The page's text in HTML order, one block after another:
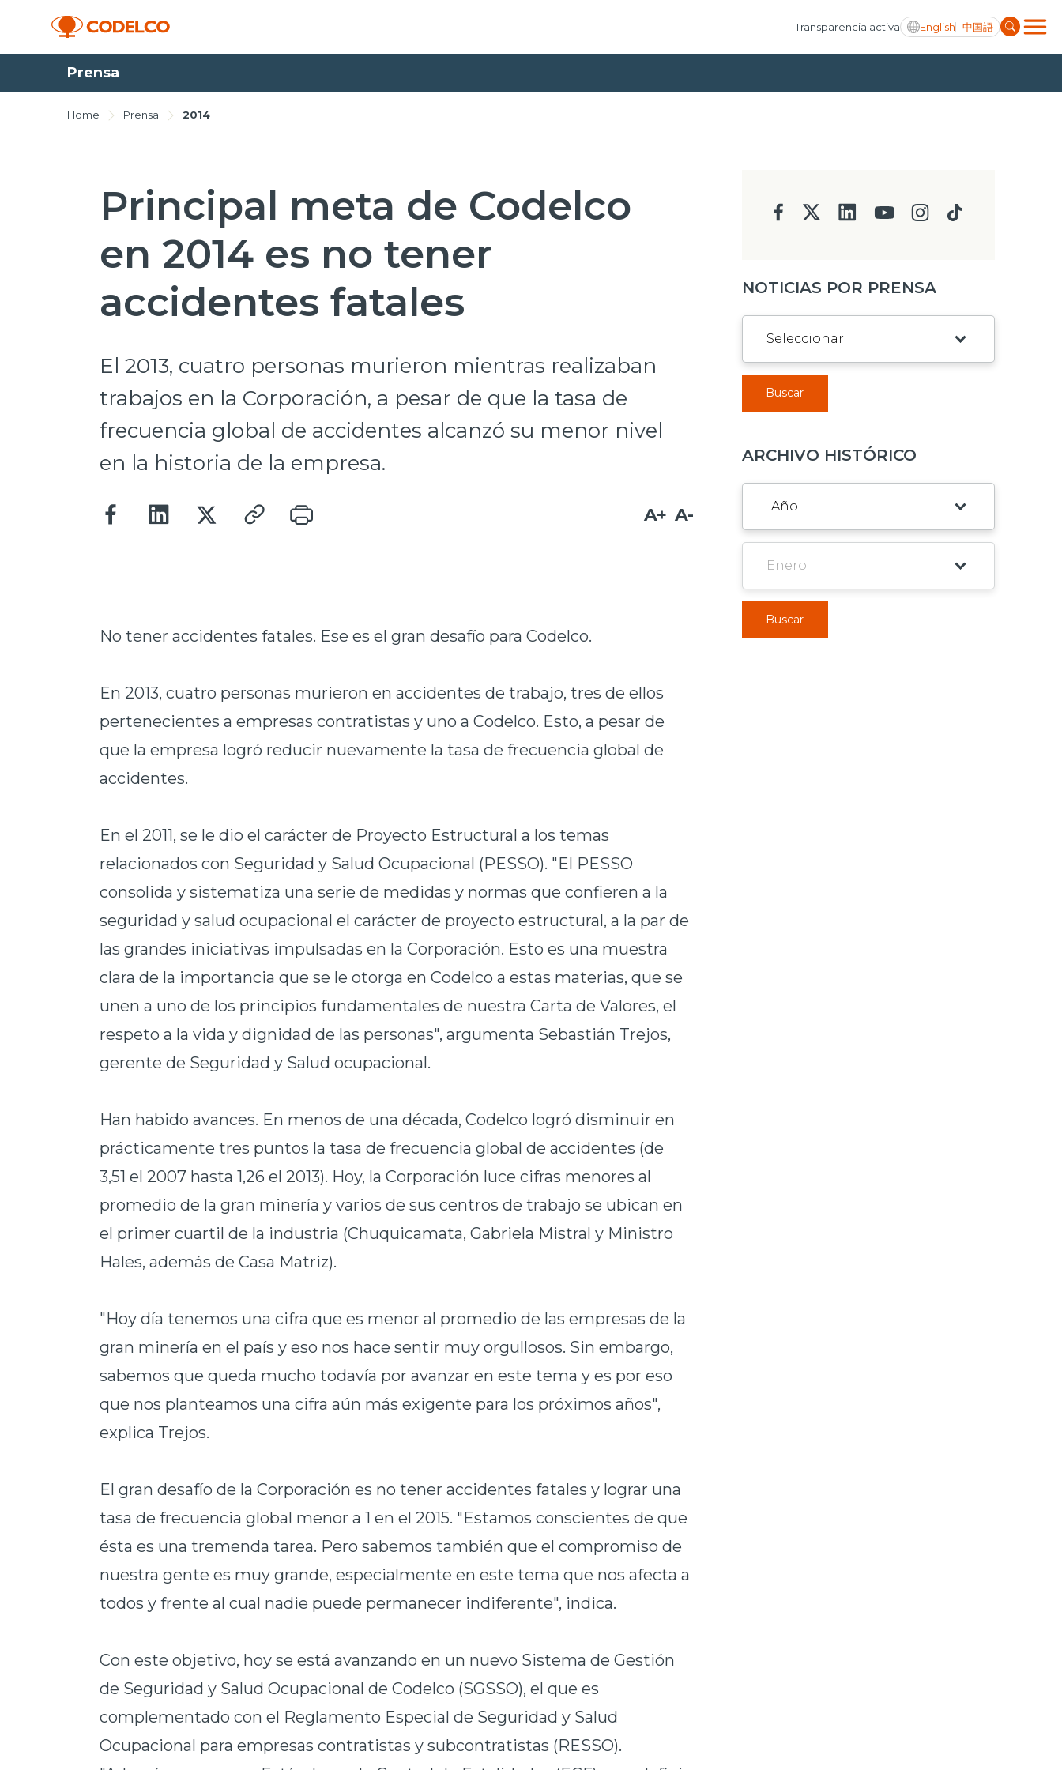
Transparencia activa English 中国語
Prensa
Home Prensa 2014
Principal meta de Codelco
en 2014 es no tener
accidentes fatales
El 2013, cuatro personas murieron mientras realizaban
trabajos en la Corporación, a pesar de que la tasa de
frecuencia global de accidentes alcanzó su menor nivel
en la historia de la empresa.
A+ A-
No tener accidentes fatales. Ese es el gran desafío para Codelco.
En 2013, cuatro personas murieron en accidentes de trabajo, tres de ellos
pertenecientes a empresas contratistas y uno a Codelco. Esto, a pesar de
que la empresa logró reducir nuevamente la tasa de frecuencia global de
accidentes.
En el 2011, se le dio el carácter de Proyecto Estructural a los temas
relacionados con Seguridad y Salud Ocupacional (PESSO). "El PESSO
consolida y sistematiza una serie de medidas y normas que confieren a la
seguridad y salud ocupacional el carácter de proyecto estructural, a la par de
las grandes iniciativas impulsadas en la Corporación. Esto es una muestra
clara de la importancia que se le otorga en Codelco a estas materias, que se
unen a uno de los principios fundamentales de nuestra Carta de Valores, el
respeto a la vida y dignidad de las personas", argumenta Sebastián Trejos,
gerente de Seguridad y Salud ocupacional.
Han habido avances. En menos de una década, Codelco logró disminuir en
prácticamente tres puntos la tasa de frecuencia global de accidentes (de
3,51 el 2007 hasta 1,26 el 2013). Hoy, la Corporación luce cifras menores al
promedio de la gran minería y varios de sus centros de trabajo se ubican en
el primer cuartil de la industria (Chuquicamata, Gabriela Mistral y Ministro
Hales, además de Casa Matriz).
"Hoy día tenemos una cifra que es menor al promedio de las empresas de la
gran minería en el país y eso nos hace sentir muy orgullosos. Sin embargo,
sabemos que queda mucho todavía por avanzar en este tema y es por eso
que nos planteamos una cifra aún más exigente para los próximos años",
explica Trejos.
El gran desafío de la Corporación es no tener accidentes fatales y lograr una
tasa de frecuencia global menor a 1 en el 2015. "Estamos conscientes de que
ésta es una tremenda tarea. Pero sabemos también que el compromiso de
nuestra gente es muy grande, especialmente en este tema que nos afecta a
todos y frente al cual nadie puede permanecer indiferente", indica.
Con este objetivo, hoy se está avanzando en un nuevo Sistema de Gestión
de Seguridad y Salud Ocupacional de Codelco (SGSSO), el que es
complementado con el Reglamento Especial de Seguridad y Salud
Ocupacional para empresas contratistas y subcontratistas (RESSO).
NOTICIAS POR PRENSA
Buscar
ARCHIVO HISTÓRICO
Buscar